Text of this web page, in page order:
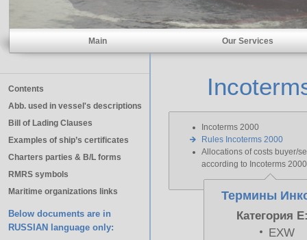
Main Our Services
Contents
Abb. used in vessel's descriptions
Bill of Lading Clauses
Examples of ship’s certificates
Charters parties & B/L forms
RMRS symbols
Maritime organizations links
Below documents are in
RUSSIAN language only:
Incoterms 2000
Rules Incoterms 2000
Allocations of costs buyer/
according to Incoterms 2000
Термины
Категория
EXW